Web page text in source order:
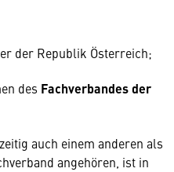
der Republik Österreich;
des Fachverbandes der
auch einem anderen als
angehören, ist in